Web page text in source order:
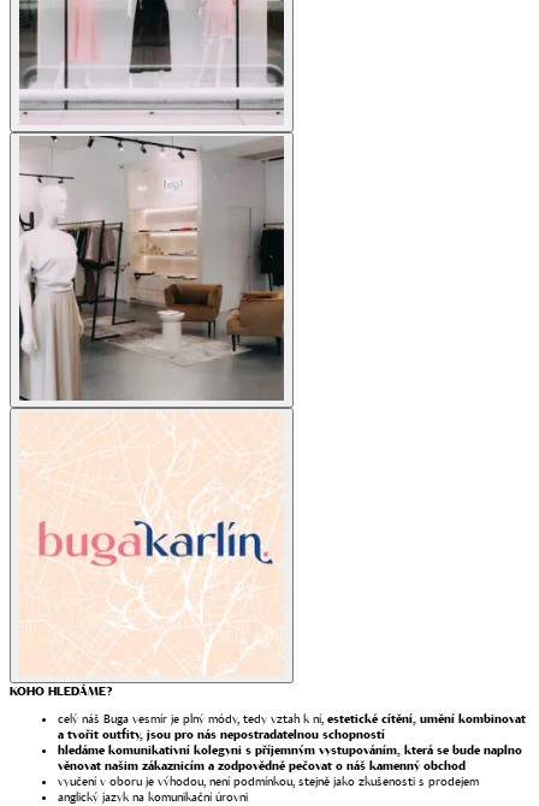
KOHO HLEDÁME?
celý náš Buga vesmír je plný módy, tedy vztah k ní, estetické cítění, umění kombinovat
a tvořit outfity, jsou pro nás nepostradatelnou schopností
hledáme komunikativní kolegyni s příjemným vystupováním, která se bude naplno
věnovat našim zákaznicím a zodpovědně pečovat o náš kamenný obchod
vyučení v oboru je výhodou, není podmínkou, stejně jako zkušenosti s prodejem
anglický jazyk na komunikační úrovni